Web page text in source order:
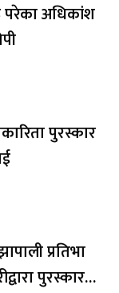
अधिकांश
पुरस्कार
प्रतिभा
पुरस्कार